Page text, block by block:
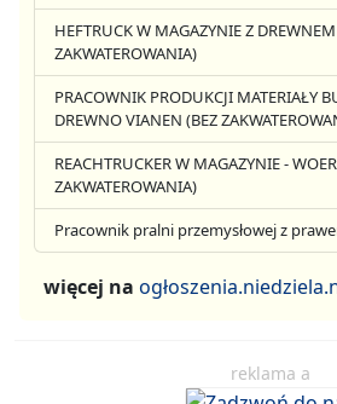
HEFTRUCK W MAGAZYNIE Z
ZAKWATEROWANIA)
PRACOWNIK PRODUKCJI MATERIAŁY
DREWNO VIANEN (BEZ
REACHTRUCKER W MAGAZYNIE -
ZAKWATEROWANIA)
Pracownik pralni przemysłowej z
więcej na
reklama a